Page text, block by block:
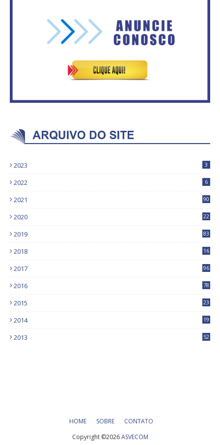
Secretaria da Fazenda abre 120
vagas no Distrito Federal
fazendo o dever de casa, disse
Bolsonaro sobre Previdência
2023 3
2022 6
2021 90
2020
22
2019
83
2018
16
2017
96
2016
78
2015 23
2014 19
2013 52
HOME SOBRE
CONTATO
Copyright ©2026ASVECOM